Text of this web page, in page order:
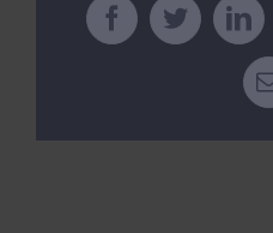
Kits AirCheck✓
FacebookTwitter